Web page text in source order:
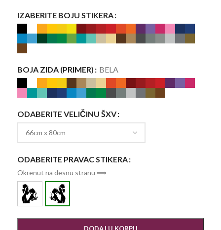
IZABERITE BOJU STIKERA
BOJA ZIDA (PRIMER) BELA
ODABERITE VELIČINU ŠXV
ODABERITE PRAVAC STIKERA
Okrenut na desnu stranu ⟹